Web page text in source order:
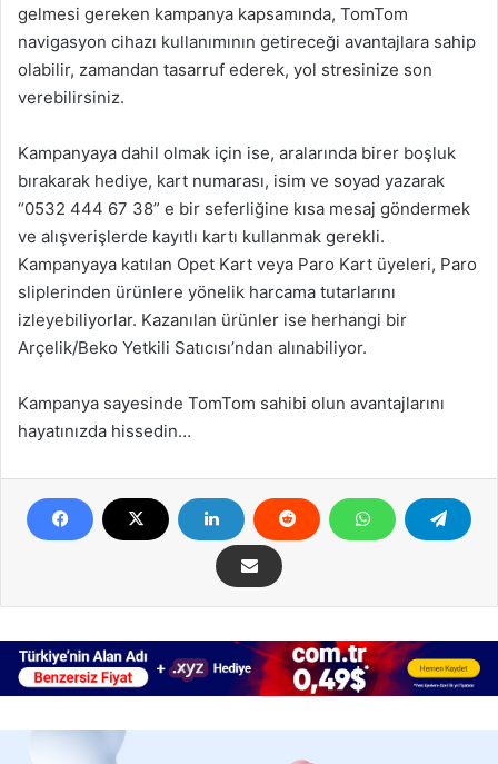
gelmesi gereken kampanya kapsamında, TomTom
navigasyon cihazı kullanımının getireceği avantajlara sahip
olabilir, zamandan tasarruf ederek, yol stresinize son
verebilirsiniz.
Kampanyaya dahil olmak için ise, aralarında birer boşluk
bırakarak hediye, kart numarası, isim ve soyad yazarak
“0532 444 67 38” e bir seferliğine kısa mesaj göndermek
ve alışverişlerde kayıtlı kartı kullanmak gerekli.
Kampanyaya katılan Opet Kart veya Paro Kart üyeleri, Paro
sliplerinden ürünlere yönelik harcama tutarlarını
izleyebiliyorlar. Kazanılan ürünler ise herhangi bir
Arçelik/Beko Yetkili Satıcısı’ndan alınabiliyor.
Kampanya sayesinde TomTom sahibi olun avantajlarını
hayatınızda hissedin…